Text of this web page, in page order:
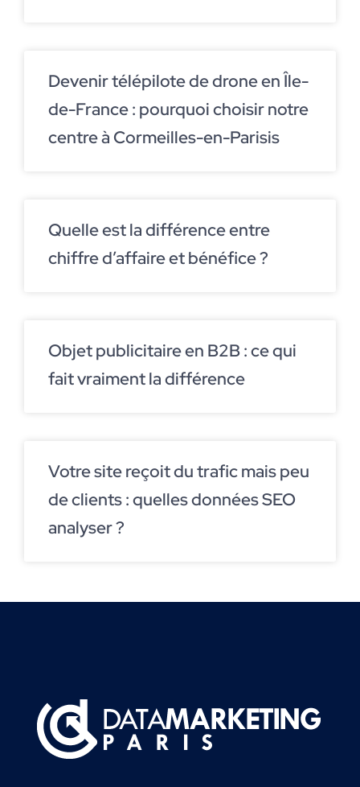
Devenir télépilote de drone en Île-
de-France : pourquoi choisir notre
centre à Cormeilles-en-Parisis
Quelle est la différence entre
chiffre d’affaire et bénéfice ?
Objet publicitaire en B2B : ce qui
fait vraiment la différence
Votre site reçoit du trafic mais peu
de clients : quelles données SEO
analyser ?